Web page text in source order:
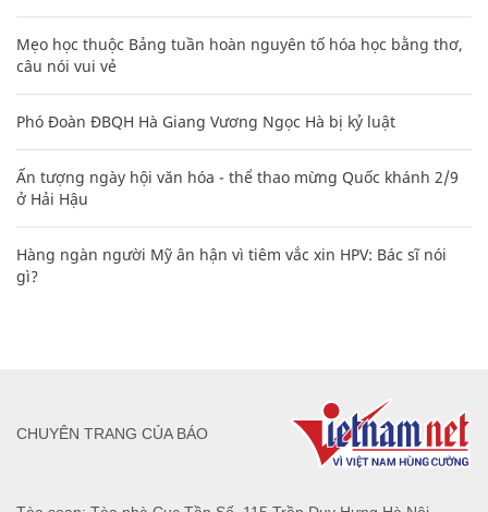
Mẹo học thuộc Bảng tuần hoàn nguyên tố hóa học bằng thơ,
câu nói vui vẻ
Phó Đoàn ĐBQH Hà Giang Vương Ngọc Hà bị kỷ luật
Ấn tượng ngày hội văn hóa - thể thao mừng Quốc khánh 2/9
ở Hải Hậu
Hàng ngàn người Mỹ ân hận vì tiêm vắc xin HPV: Bác sĩ nói
gì?
CHUYÊN TRANG CỦA BÁO